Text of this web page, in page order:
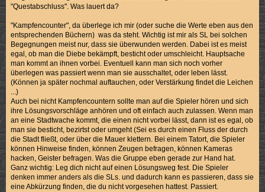
"Questabschluss". Was lauert da?
"Kampfencounter", da überlege ich mir (oder suche die Werte eben aus den
entsprechenden Büchern) was da steht. Wichtig ist mir als SL bei solchen
Begegnungen meist nur, dass sie überwunden werden. Dabei ist es meist
egal, ob man die Diebe bekämpft, besticht oder umschleicht. Hauptsache
man kommt an ihnen vorbei. Eventuell kann man sich noch vorher
überlegen was passiert wenn man sie ausschaltet, oder leben lässt.
(Können ja später nochmal auftauchen, oder Verstärkung findet die Leichen
...)
Auch bei nicht Kampfencountern sollte man auf die Spieler hören und sich
ihre Lösungsvorschläge anhören und oft einfach auch zulassen. Wenn man
an eine Stadtwache kommt, die einen nicht vorbei lässt, dann ist es egal, ob
man sie besticht, bezirtst oder umgeht (Sei es durch einen Fluss der durch
die Stadt fließt, oder über die Mauer klettern. Bei einem Tatort, die Spieler
können Hinweise finden, können Zeugen befragen, können Kameras
hacken, Geister befragen. Was die Gruppe eben gerade zur Hand hat.
Ganz wichtig: Leg dich nicht auf einen Lösungsweg fest. Die Spieler
denken immer anders als die SLs. und dadurch kann es passieren, dass sie
eine Abkürzung finden, die du nicht vorgesehen hattest. Passiert.